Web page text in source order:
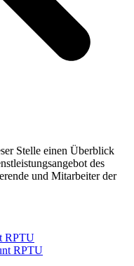
Stelle einen Überblick
des
und Mitarbeiter der
RPTU
RPTU